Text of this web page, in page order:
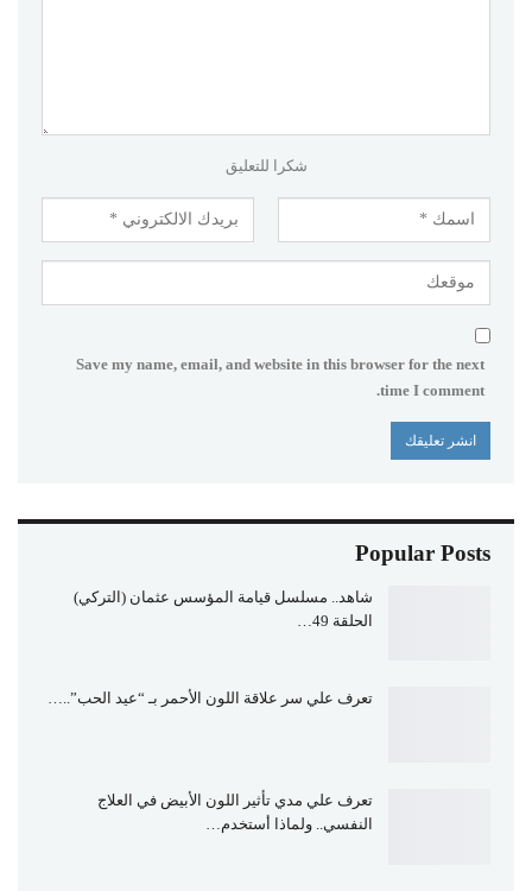
شكرا للتعليق
Save my name, email, and website in this browser for the next
time I comment.
Popular Posts
شاهد.. مسلسل قيامة المؤسس عثمان (التركي)
الحلقة 49…
تعرف علي سر علاقة اللون الأحمر بـ “عيد الحب”..…
تعرف علي مدي تأثير اللون الأبيض في العلاج
النفسي.. ولماذا أستخدم…